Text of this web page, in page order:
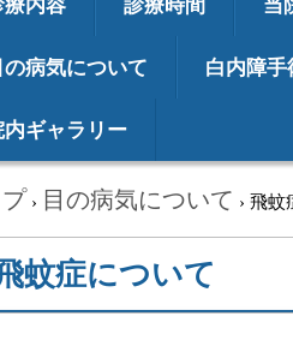
療内容 診療時間 当
の病気について 白内障手
内ギャラリー
プ › 目の病気について › 飛蚊
蚊症について